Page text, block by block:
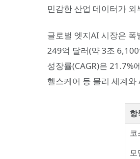
민감한 산업 데이터가
글로벌 엣지AI 시장은
249억 달러(약 3조
성장률(CAGR)은 21.7%
헬스케어 등 물리 세계
항
코
모